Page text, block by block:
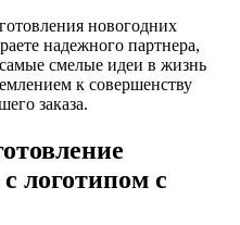
новогодних
надежного партнера,
смелые идеи в жизнь
к совершенству
заказа.
логотипом с